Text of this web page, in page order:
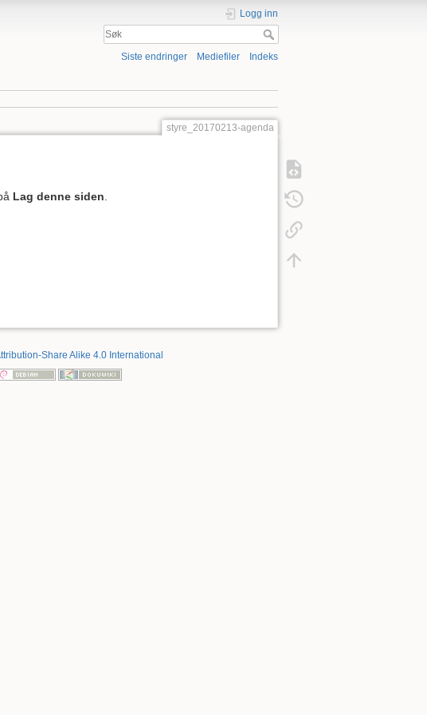
Logg inn
Siste endringer Mediefiler Indeks
styre_20170213-agenda
Lag denne siden.
Share Alike 4.0 International